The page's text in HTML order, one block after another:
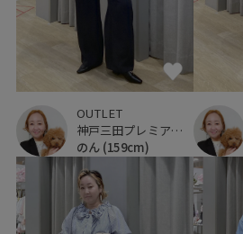
OUTLET
神戸三田プレミアム・アウトレット
のん (159cm)